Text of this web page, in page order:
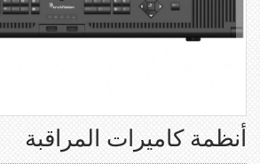
أنظمة كاميرات المراقبة